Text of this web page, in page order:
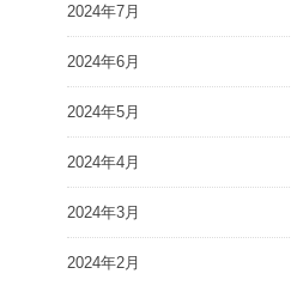
2024年7月
2024年6月
2024年5月
2024年4月
2024年3月
2024年2月